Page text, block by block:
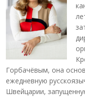
Горбачёвым, она
ежедневную
Швейцарии,